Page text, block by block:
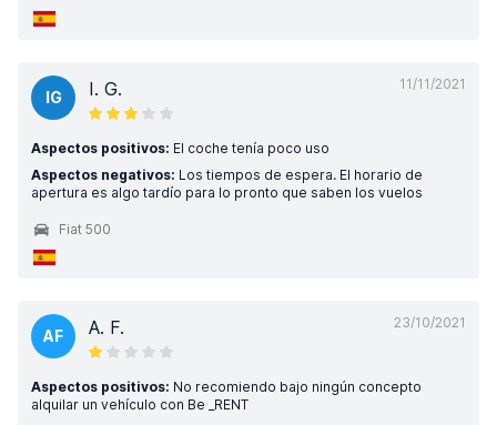
11/11/2021
IG I. G.
Aspectos positivos: El coche tenía poco uso
Aspectos negativos: Los tiempos de espera. El horario de
apertura es algo tardío para lo pronto que saben los vuelos
Fiat 500
23/10/2021
AF A. F.
Aspectos positivos: No recomiendo bajo ningún concepto
alquilar un vehículo con Be _RENT